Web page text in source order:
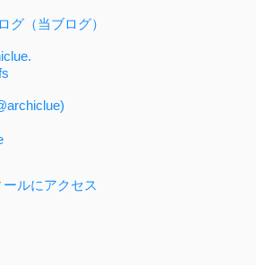
グ（当ブログ）
ールにアクセス